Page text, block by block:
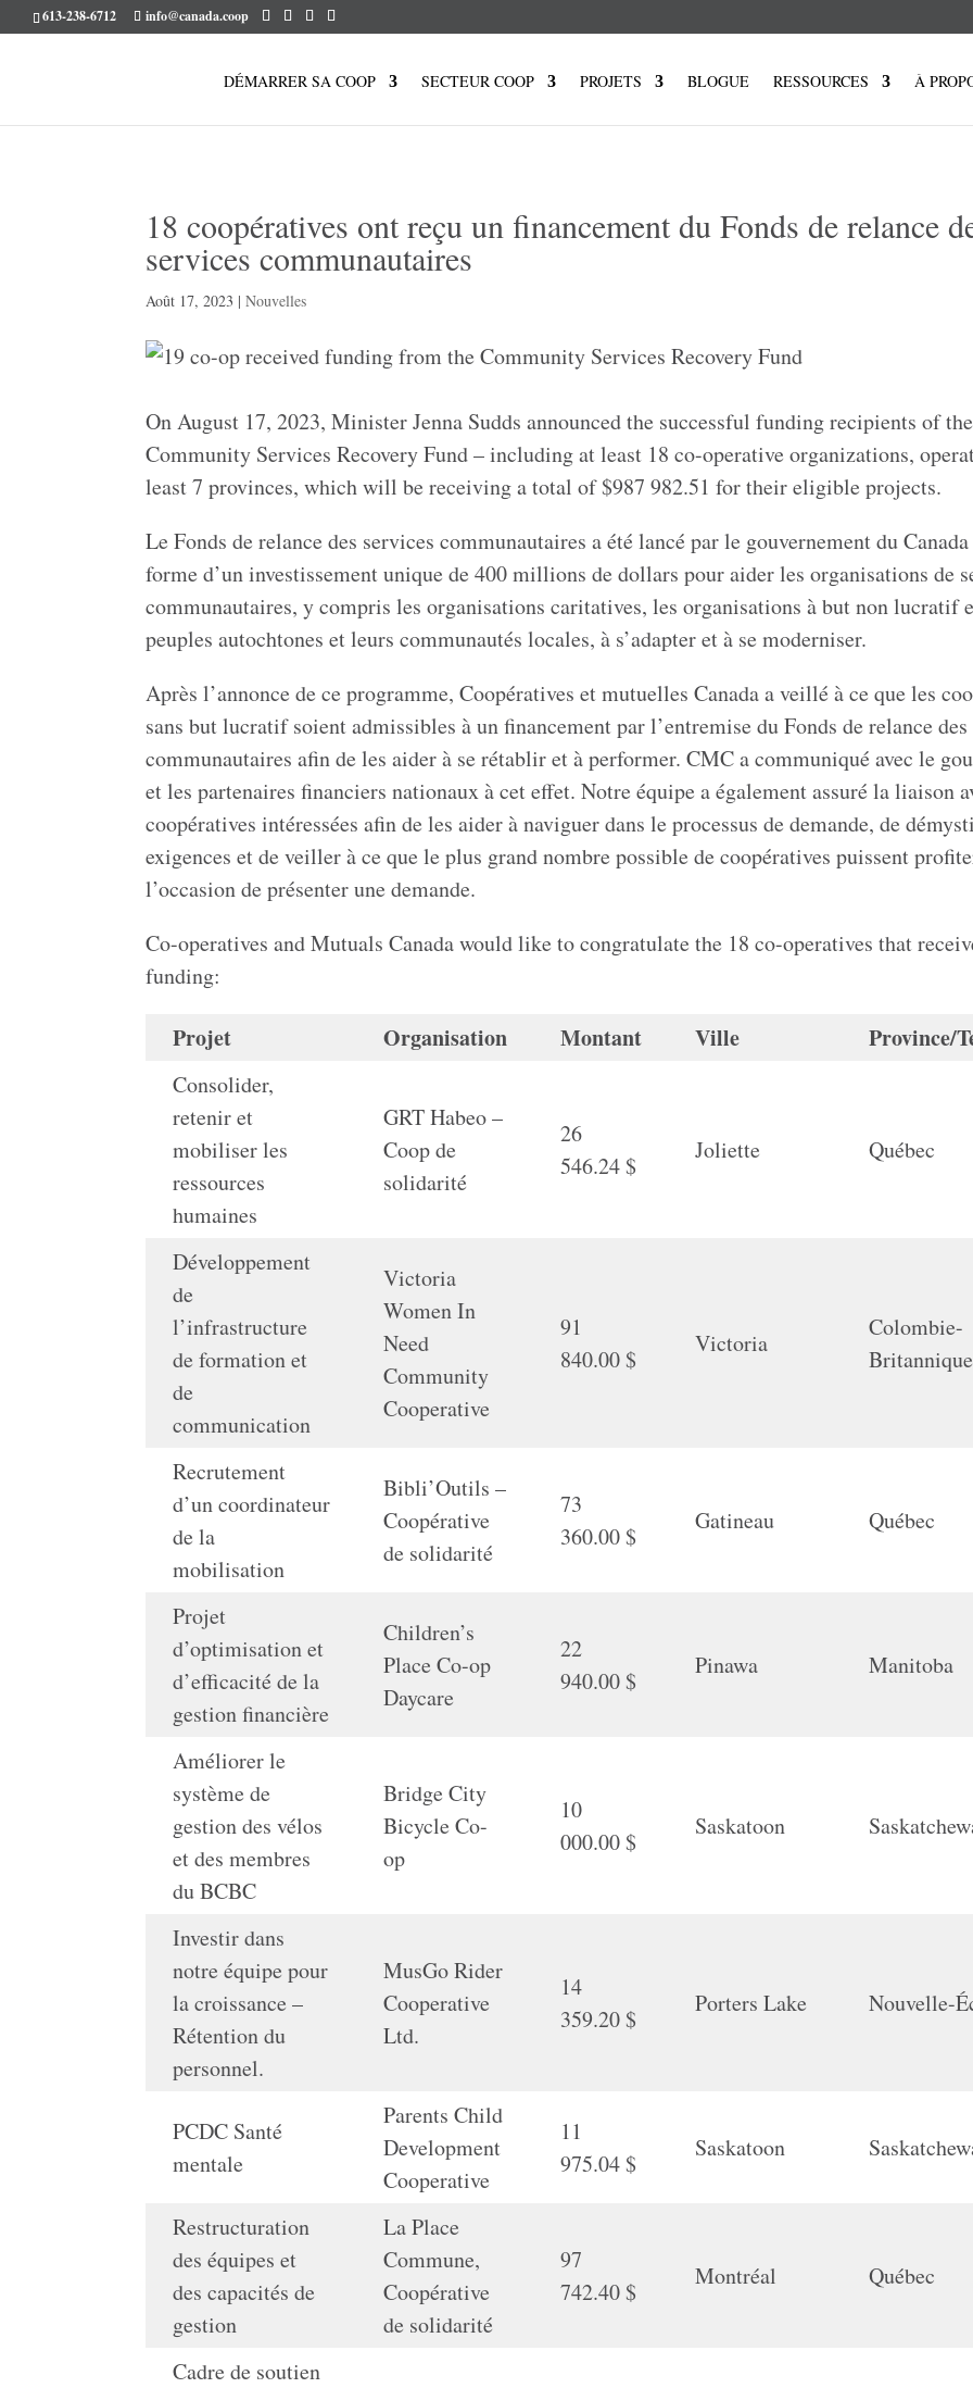
613-238-6712 info@canada.coop
DÉMARRER SA COOP SECTEUR COOP PROJETS BLOGUE RESSOURCES À
18 coopératives ont reçu un financement du Fonds de relance
services communautaires
Août 17, 2023 |Nouvelles
On August 17, 2023, Minister Jenna Sudds announced the successful funding recipients of the
Community Services Recovery Fund – including at least 18 co-operative organizations,
least 7 provinces, which will be receiving a total of $987 982.51 for their eligible projects.
Le Fonds de relance des services communautaires a été lancé par le gouvernement du
forme d’un investissement unique de 400 millions de dollars pour aider les organisations de
communautaires, y compris les organisations caritatives, les organisations à but non lucratif
peuples autochtones et leurs communautés locales, à s’adapter et à se moderniser.
Après l’annonce de ce programme, Coopératives et mutuelles Canada a veillé à ce que les
sans but lucratif soient admissibles à un financement par l’entremise du Fonds de relance
communautaires afin de les aider à se rétablir et à performer. CMC a communiqué avec le
et les partenaires financiers nationaux à cet effet. Notre équipe a également assuré la liaison
coopératives intéressées afin de les aider à naviguer dans le processus de demande, de
exigences et de veiller à ce que le plus grand nombre possible de coopératives puissent
l’occasion de présenter une demande.
Co-operatives and Mutuals Canada would like to congratulate the 18 co-operatives that
funding:
Projet Organisation Montant Ville Province/
Consolider,
retenir et
mobiliser les
ressources
humaines
GRT Habeo –
Coop de
solidarité
26
546.24 $
Joliette Québec
Développement
de
l’infrastructure
de formation et
de
communication
Victoria
Women In
Need
Community
Cooperative
91
840.00 $
Victoria
Colombie-
Britannique
Recrutement
d’un coordinateur
de la
mobilisation
Bibli’Outils –
Coopérative
de solidarité
73
360.00 $
Gatineau Québec
Projet
d’optimisation et
d’efficacité de la
gestion financière
Children’s
Place Co-op
Daycare
22
940.00 $
Pinawa Manitoba
Améliorer le
système de
gestion des vélos
et des membres
du BCBC
Bridge City
Bicycle Co-
op
10
000.00 $
Saskatoon
Investir dans
notre équipe pour
la croissance –
Rétention du
personnel.
MusGo Rider
Cooperative
Ltd.
14
359.20 $
Porters Lake Nouvelle-
PCDC Santé
mentale
Parents Child
Development
Cooperative
11
975.04 $
Saskatoon
Restructuration
des équipes et
des capacités de
gestion
La Place
Commune,
Coopérative
de solidarité
97
742.40 $
Montréal Québec
Cadre de soutien